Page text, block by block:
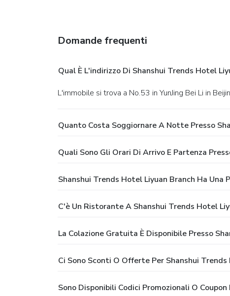
Domande frequenti
Qual È L'indirizzo Di Shanshui Trends Hotel
L'immobile si trova a No.53 in YunJing Bei Li in
Quanto Costa Soggiornare A Notte Presso
Quali Sono Gli Orari Di Arrivo E Partenza
Shanshui Trends Hotel Liyuan Branch Ha Una
C'è Un Ristorante A Shanshui Trends Hotel
La Colazione Gratuita È Disponibile Presso
Ci Sono Sconti O Offerte Per Shanshui
Sono Disponibili Codici Promozionali O